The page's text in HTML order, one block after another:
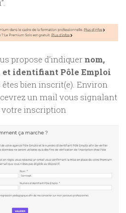
propose d’indiquer nom,
et identifiant Pôle Emploi
bien inscrit(e). Environ
un mail vous signalant
votre inscription